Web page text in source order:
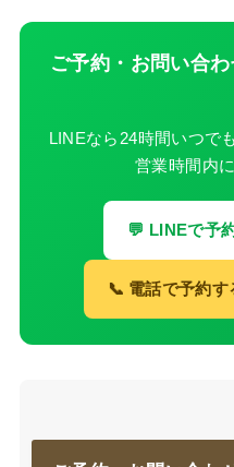
ご予約・お問い合
LINEなら24時間いつで
営業時間内
💬 LINEで予
📞 電話で予約す